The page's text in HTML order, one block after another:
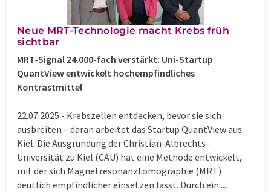
Neue MRT-Technologie macht Krebs früh
sichtbar
MRT-Signal 24.000-fach verstärkt: Uni-Startup
QuantView entwickelt hochempfindliches
Kontrastmittel
22.07.2025 - Krebszellen entdecken, bevor sie sich
ausbreiten – daran arbeitet das Startup QuantView aus
Kiel. Die Ausgründung der Christian-Albrechts-
Universität zu Kiel (CAU) hat eine Methode entwickelt,
mit der sich Magnetresonanztomographie (MRT)
deutlich empfindlicher einsetzen lässt. Durch ein ...